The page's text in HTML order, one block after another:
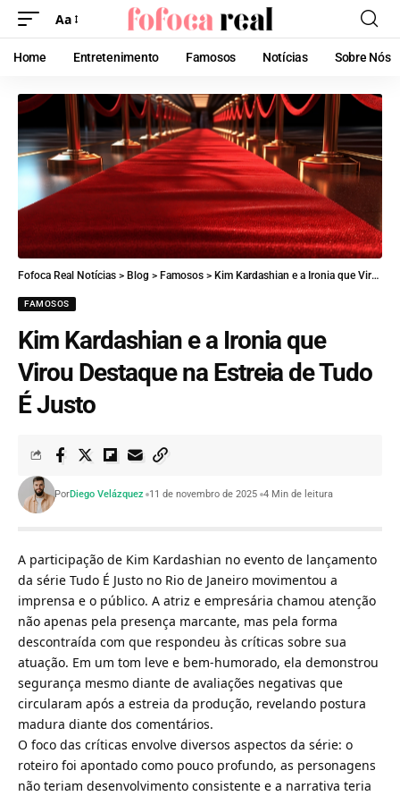
Aa
Home Entretenimento Famosos Notícias Sobre Nós
Fofoca Real Notícias > Blog > Famosos > Kim Kardashian e a Ironia que Virou Destaque na Estreia de Tudo É Justo
FAMOSOS
Kim Kardashian e a Ironia que
Virou Destaque na Estreia de Tudo
É Justo
PorDiego Velázquez 11 de novembro de 2025 4 Min de leitura
A participação de Kim Kardashian no evento de lançamento
da série Tudo É Justo no Rio de Janeiro movimentou a
imprensa e o público. A atriz e empresária chamou atenção
não apenas pela presença marcante, mas pela forma
descontraída com que respondeu às críticas sobre sua
atuação. Em um tom leve e bem-humorado, ela demonstrou
segurança mesmo diante de avaliações negativas que
circularam após a estreia da produção, revelando postura
madura diante dos comentários.
O foco das críticas envolve diversos aspectos da série: o
roteiro foi apontado como pouco profundo, as personagens
não teriam desenvolvimento consistente e a narrativa teria